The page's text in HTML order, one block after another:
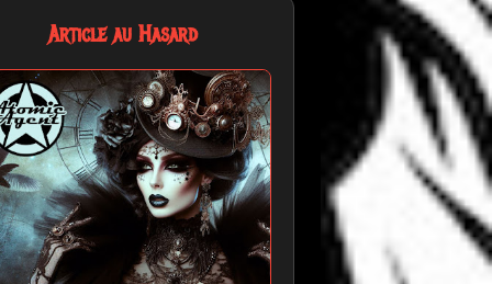
Article au Hasard